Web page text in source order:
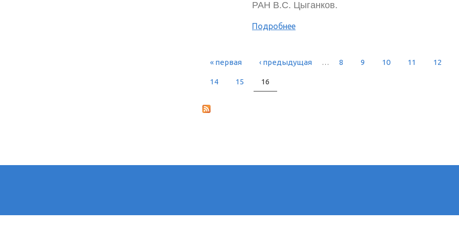
РАН В.С. Цыганков.
Подробнее
СТРАНИЦЫ
« первая ‹ предыдущая … 8 9 10 11 12
14 15 16